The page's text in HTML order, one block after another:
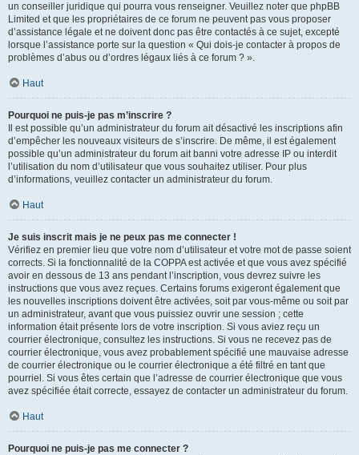
un conseiller juridique qui pourra vous renseigner. Veuillez noter que phpBB
Limited et que les propriétaires de ce forum ne peuvent pas vous proposer
d’assistance légale et ne doivent donc pas être contactés à ce sujet, excepté
lorsque l’assistance porte sur la question « Qui dois-je contacter à propos de
problèmes d’abus ou d’ordres légaux liés à ce forum ? ».
Haut
Pourquoi ne puis-je pas m’inscrire ?
Il est possible qu’un administrateur du forum ait désactivé les inscriptions afin
d’empêcher les nouveaux visiteurs de s’inscrire. De même, il est également
possible qu’un administrateur du forum ait banni votre adresse IP ou interdit
l’utilisation du nom d’utilisateur que vous souhaitez utiliser. Pour plus
d’informations, veuillez contacter un administrateur du forum.
Haut
Je suis inscrit mais je ne peux pas me connecter !
Vérifiez en premier lieu que votre nom d’utilisateur et votre mot de passe soient
corrects. Si la fonctionnalité de la COPPA est activée et que vous avez spécifié
avoir en dessous de 13 ans pendant l’inscription, vous devrez suivre les
instructions que vous avez reçues. Certains forums exigeront également que
les nouvelles inscriptions doivent être activées, soit par vous-même ou soit par
un administrateur, avant que vous puissiez ouvrir une session ; cette
information était présente lors de votre inscription. Si vous aviez reçu un
courrier électronique, consultez les instructions. Si vous ne recevez pas de
courrier électronique, vous avez probablement spécifié une mauvaise adresse
de courrier électronique ou le courrier électronique a été filtré en tant que
pourriel. Si vous êtes certain que l’adresse de courrier électronique que vous
avez spécifiée était correcte, essayez de contacter un administrateur du forum.
Haut
Pourquoi ne puis-je pas me connecter ?